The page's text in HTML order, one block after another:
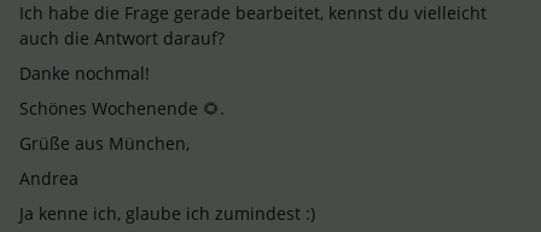
Ich habe die Frage gerade bearbeitet, kennst du vielleicht
auch die Antwort darauf?
Danke nochmal!
Schönes Wochenende 🌻.
Grüße aus München,
Andrea
Ja kenne ich, glaube ich zumindest :)